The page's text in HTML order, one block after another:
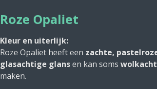
Roze Opaliet
Kleur en uiterlijk:
Roze Opaliet heeft een zachte,
glasachtige glansen kan soms
maken.